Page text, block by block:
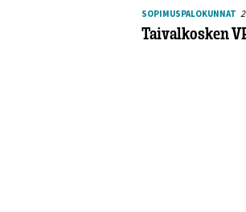
SOPIMUSPALOKUNNAT
Taivalkosken